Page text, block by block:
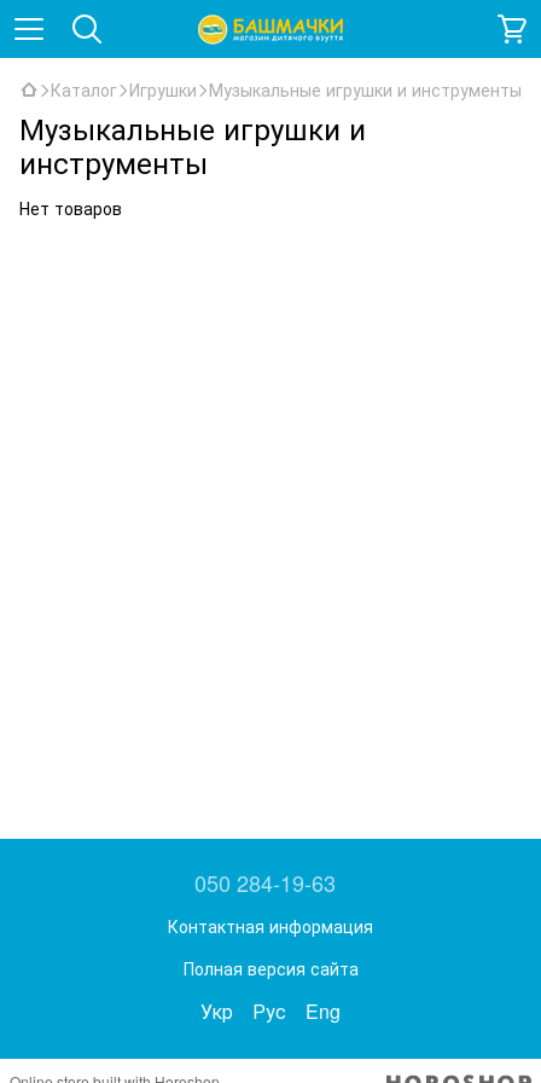
Каталог Игрушки Музыкальные игрушки и инструменты
Музыкальные игрушки и
инструменты
Нет товаров
050 284-19-63
Контактная информация
Полная версия сайта
Укр Рус Eng